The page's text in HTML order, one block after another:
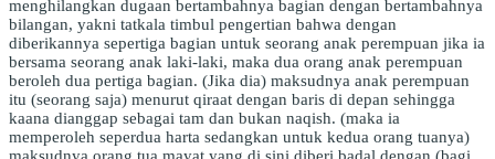
menghilangkan dugaan bertambahnya bagian dengan bertambahnya
bilangan, yakni tatkala timbul pengertian bahwa dengan
diberikannya sepertiga bagian untuk seorang anak perempuan jika ia
bersama seorang anak laki-laki, maka dua orang anak perempuan
beroleh dua pertiga bagian. (Jika dia) maksudnya anak perempuan
itu (seorang saja) menurut qiraat dengan baris di depan sehingga
kaana dianggap sebagai tam dan bukan naqish. (maka ia
memperoleh seperdua harta sedangkan untuk kedua orang tuanya)
maksudnya orang tua mayat yang di sini diberi badal dengan (bagi